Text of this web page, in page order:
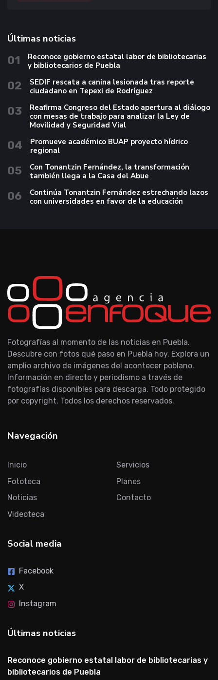
Últimas noticias
01
Reconoce gobierno estatal labor de bibliotecarias
y bibliotecarios de Puebla
02
SEDIF rescata a canina lesionada tras reporte
ciudadano en Tepexi de Rodríguez
03
Reafirma Congreso del Estado apertura al diálogo
con mesas de trabajo para analizar la Ley de
Movilidad y Seguridad Vial
04
Promueve académico BUAP proyecto hídrico
regional
05
Con Tonantzin Fernández, la transformación
también llega a la Casa del Abue
06
Continúa Tonantzin Fernández estrechando lazos
con universidades en favor de la educación
Fotografías al momento de las noticias en Puebla.
Descubre con fotos qué paso en Puebla hoy. Explora un
amplio archivo de imágenes del acontecer poblano.
Información en directo y periodismo a través de
fotografías disponibles para descarga. Todo protegido
por copyright. Todos los derechos reservados.
Navegación
Inicio
Fototeca
Noticias
Videoteca
Servicios
Planes
Contacto
Social media
Facebook
X
Instagram
Últimas noticias
Reconoce gobierno estatal labor de bibliotecarias y
bibliotecarios de Puebla